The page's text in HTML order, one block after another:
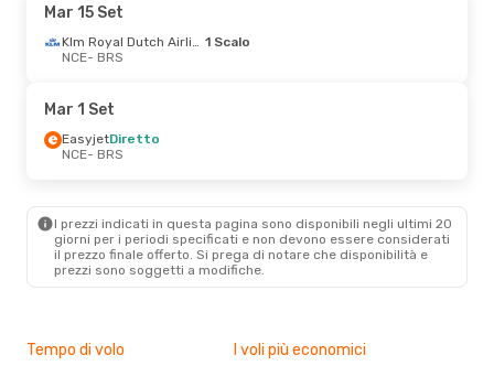
Mar 15 Set - Mer 16 Set
NCE - BRS
EasyjetDiretto
BRS- NCE
1 Scalo
NCE- BRS
Klm Royal Dutch Airlines
1 Scalo
BRS- NCE
Ven 30 Ott
Mar 15 Set
Klm Royal Dutch Airlines 1 Scalo
NCE- BRS
Mar 1 Set
EasyjetDiretto
NCE- BRS
I prezzi indicati in questa pagina sono disponibili negli ultimi 20
giorni per i periodi specificati e non devono essere considerati
il ​​prezzo finale offerto. Si prega di notare che disponibilità e
prezzi sono soggetti a modifiche.
Tempo di volo I voli più economici